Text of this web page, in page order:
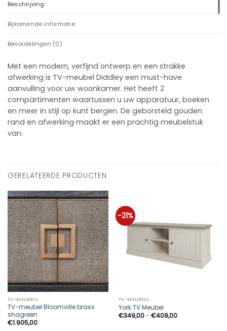
Beschrijving
Bijkomende informatie
Beoordelingen (0)
Met een modern, verfijnd ontwerp en een strakke
afwerking is TV-meubel Diddley een must-have
aanvulling voor uw woonkamer. Het heeft 2
compartimenten waartussen u uw apparatuur, boeken
en meer in stijl op kunt bergen. De geborsteld gouden
rand en afwerking maakt er een prachtig meubelstuk
van.
GERELATEERDE PRODUCTEN
TV-MEUBELS
TV-meubel Bloomville brass
shagreen
€1.905,00
-21%
TV-MEUBELS
York TV Meubel
€349,00- €409,00Prijsklasse:
€349,00